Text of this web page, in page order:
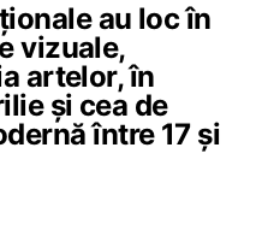
au loc în
vizuale,
artelor, în
și cea de
între 17 și